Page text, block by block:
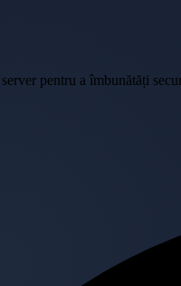
pentru a îmbunătăți